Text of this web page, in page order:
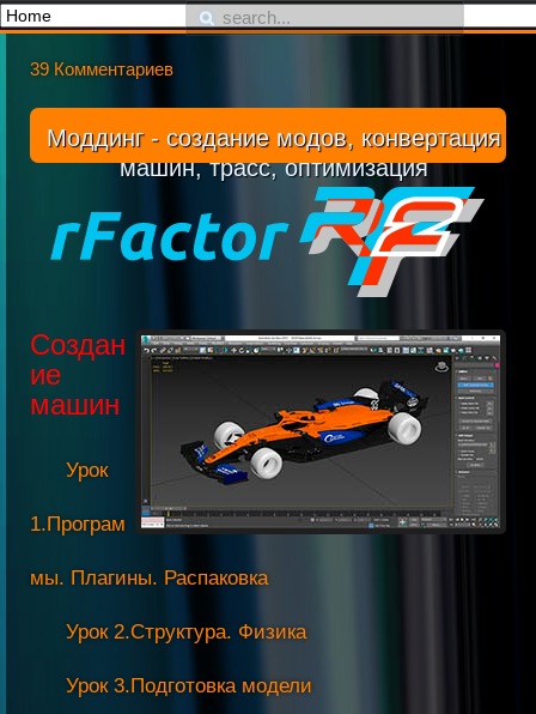
39 Комментариев
Моддинг - создание модов, конвертация
машин, трасс, оптимизация
Создан
ие
машин
Урок
1.Програм
мы. Плагины. Распаковка
Урок 2.Структура. Физика
Урок 3.Подготовка модели